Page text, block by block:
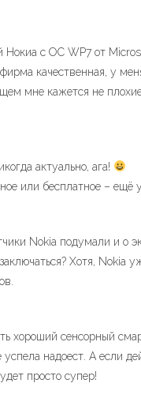
Нокиа с ОС WP7 от
качественная, у
мне кажется не
актуально, ага!
или бесплатное – ещё
Nokia подумали и о
Хотя, Nokia
хороший сенсорный
надоест. А если
просто супер!